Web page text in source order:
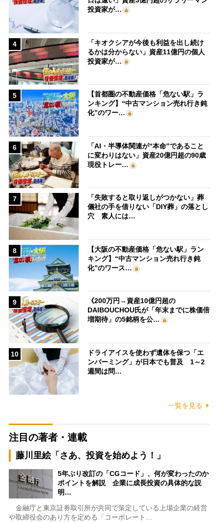
投資家が…
4
「キオクシアが今後も利益を出し続け
るかは分からない」資産11億円の個人
投資家が…
5
【首都圏の不動産価格「危ない駅」ラ
ンキング】“中古マンション売れ行き鈍
化”のワー…
6
「AI・半導体関連が“本命”であること
に変わりはない」資産20億円超の90歳
現役トレー…
7
「失敗すると取り返しがつかない」葬
儀社の手を借りない「DIY葬」の落とし
穴 素人には…
8
【大阪の不動産価格「危ない駅」ラン
キング】“中古マンション売れ行き鈍
化”のワース…
9
《200万円→資産10億円超の
DAIBOUCHOU氏が「年末までに株価倍
増期待」の5銘柄を公…
10
ドライアイスを使わず遺体を保つ「エ
ンバーミング」が日本でも普及 1～2
週間は問…
一覧を見る
注目の著者・連載
藤川里絵「さあ、投資を始めよう！」
5年ぶり改訂の「CGコード」、何が変わったのか
ポイントを解説 企業に成長投資の具体的な説
明…
金融庁と東京証券取引所が共同で策定している上場企業の経営
や取締役会のあり方を定める「コーポレート…